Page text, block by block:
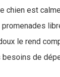
chien est
le rend
besoins de